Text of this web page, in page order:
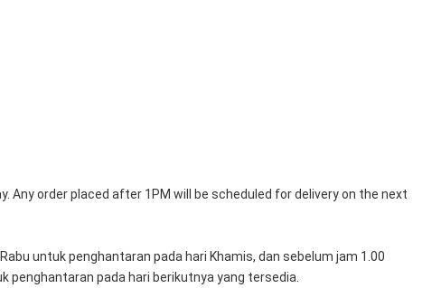
Any order placed after 1PM will be scheduled for delivery on the next
untuk penghantaran pada hari Khamis, dan sebelum jam 1.00
penghantaran pada hari berikutnya yang tersedia.